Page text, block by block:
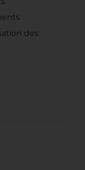
des